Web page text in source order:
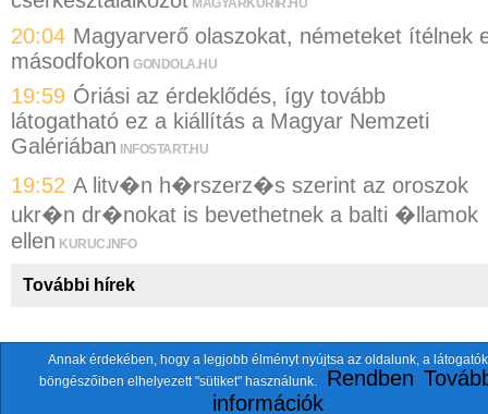
MAGYARKURIR.HU
20:04 Magyarverő olaszokat, németeket ítélnek
másodfokon GONDOLA.HU
19:59 Óriási az érdeklődés, így tovább
látogatható ez a kiállítás a Magyar Nemzeti
Galériában
INFOSTART.HU
19:52 A litv�n h�rszerz�s szerint az oroszok
ukr�n dr�nokat is bevethetnek a balti �llamok
ellen KURUC.INFO
További hírek
A fentiekkel együtt összesen118 oldaltszemlézünk.
© 2026 Nemzeti.net - E-mail:ten.itezmen@itezmen
Annak érdekében, hogy a legjobb élményt nyújtsa az oldalunk, a látogatók
böngészőiben elhelyezett "sütiket" használunk.
Rendben
információk